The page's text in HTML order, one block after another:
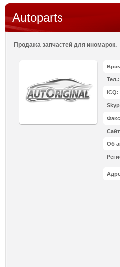
Autoparts
Продажа запчастей для иномарок.
Тел.:
ICQ:
Об